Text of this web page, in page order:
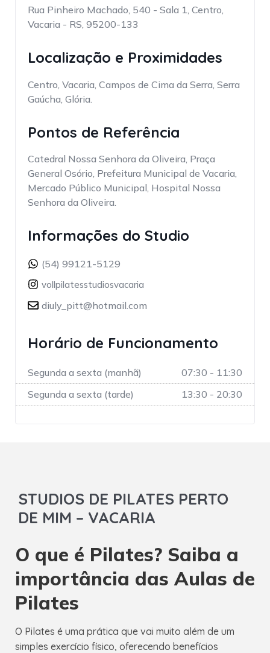
Rua Pinheiro Machado, 540 - Sala 1, Centro,
Vacaria - RS, 95200-133
Localização e Proximidades
Centro, Vacaria, Campos de Cima da Serra, Serra
Gaúcha, Glória.
Pontos de Referência
Catedral Nossa Senhora da Oliveira, Praça
General Osório, Prefeitura Municipal de Vacaria,
Mercado Público Municipal, Hospital Nossa
Senhora da Oliveira.
Informações do Studio
(54) 99121-5129
vollpilatesstudiosvacaria
diuly_pitt@hotmail.com
Horário de Funcionamento
Segunda a sexta (manhã)
07:30 - 11:30
Segunda a sexta (tarde)
13:30 - 20:30
STUDIOS DE PILATES PERTO
DE MIM – VACARIA
O que é Pilates? Saiba a
importância das Aulas de
Pilates
O Pilates é uma prática que vai muito além de um
simples exercício físico, oferecendo benefícios